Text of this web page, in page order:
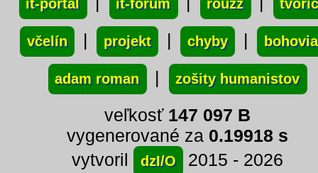
it-portal it-forum rouzz
včelín | projekt | chyby | bohovia
adam roman | zošity humanistov
veľkosť 147 097 B
vygenerované za 0.19918 s
vytvoril
dzI/O
2015 - 2026